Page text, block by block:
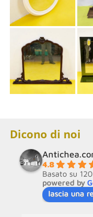
Dicono di noi
4.8
Basato su
powered by G
lascia una